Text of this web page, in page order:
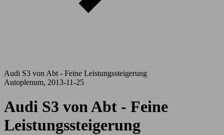
Audi S3 von Abt - Feine Leistungssteigerung
Autoplenum, 2013-11-25
Audi S3 von Abt - Feine
Leistungssteigerung